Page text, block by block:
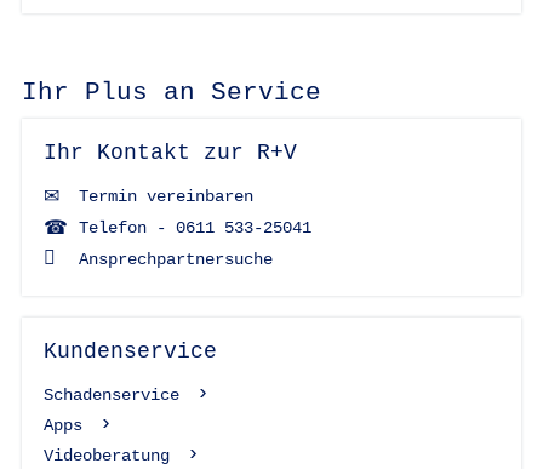
Ihr Plus an Service
Ihr Kontakt zur R+V
Termin vereinbaren
Telefon - 0611 533-25041
Ansprechpartnersuche
Kundenservice
Schadenservice
Apps
Videoberatung